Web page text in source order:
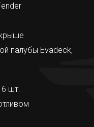
палубы Evadeck,
шт.